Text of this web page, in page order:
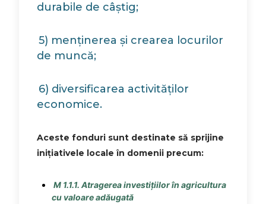
durabile de câștig;
5) menținerea și crearea locurilor
de muncă;
6) diversificarea activităților
economice.
Aceste fonduri sunt destinate să sprijine
inițiativele locale în domenii precum:
M 1.1.1. Atragerea investițiilor în agricultura
cu valoare adăugată